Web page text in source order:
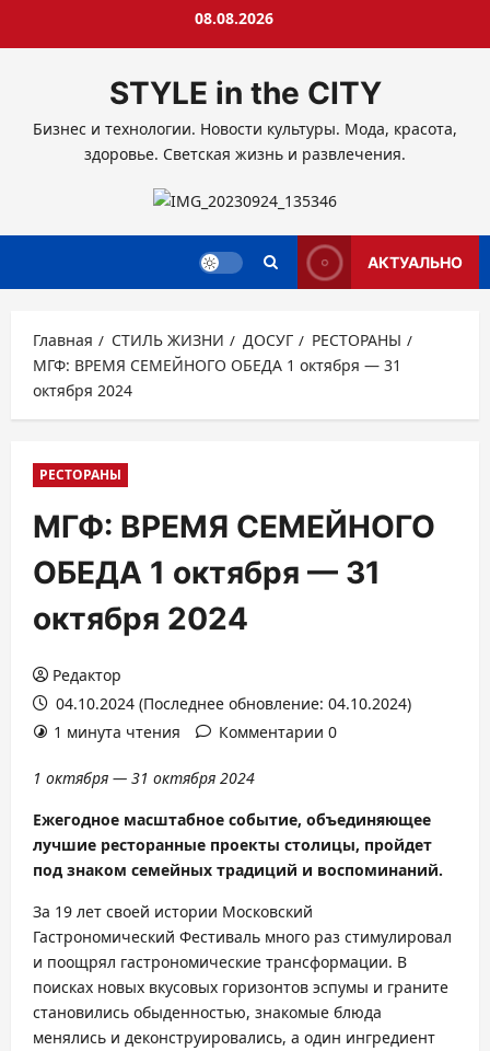
08.08.2026
STYLE in the CITY
Бизнес и технологии. Новости культуры. Мода, красота,
здоровье. Светская жизнь и развлечения.
АКТУАЛЬНО
Главная СТИЛЬ ЖИЗНИ ДОСУГ
РЕСТОРАНЫ
МГФ: ВРЕМЯ СЕМЕЙНОГО ОБЕДА 1 октября — 31
октября 2024
РЕСТОРАНЫ
МГФ: ВРЕМЯ СЕМЕЙНОГО
ОБЕДА 1 октября — 31
октября 2024
Редактор
04.10.2024 (Последнее обновление: 04.10.2024)
1 минута чтения
Комментарии 0
1 октября — 31 октября 2024
Ежегодное масштабное событие, объединяющее
лучшие ресторанные проекты столицы, пройдет
под знаком семейных традиций и воспоминаний.
За 19 лет своей истории Московский
Гастрономический Фестиваль много раз стимулировал
и поощрял гастрономические трансформации. В
поисках новых вкусовых горизонтов эспумы и граните
становились обыденностью, знакомые блюда
менялись и деконструировались, а один ингредиент